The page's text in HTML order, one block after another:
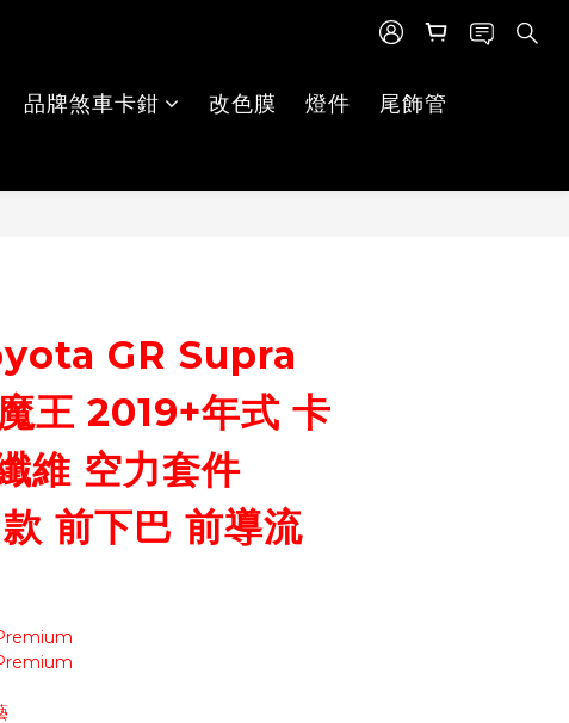
品牌煞車卡鉗 改色膜 燈件
尾飾管
GR Supra
王 2019+年式 卡
維 空力套件
前下巴 前導流